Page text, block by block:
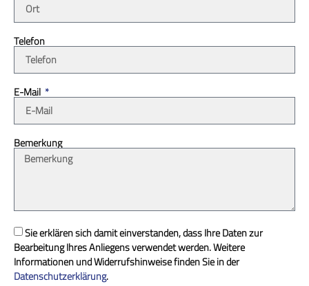
Telefon
E-Mail
Bemerkung
Sie erklären sich damit einverstanden, dass Ihre Daten zur
Bearbeitung Ihres Anliegens verwendet werden. Weitere
Informationen und Widerrufshinweise finden Sie in der
Datenschutzerklärung.